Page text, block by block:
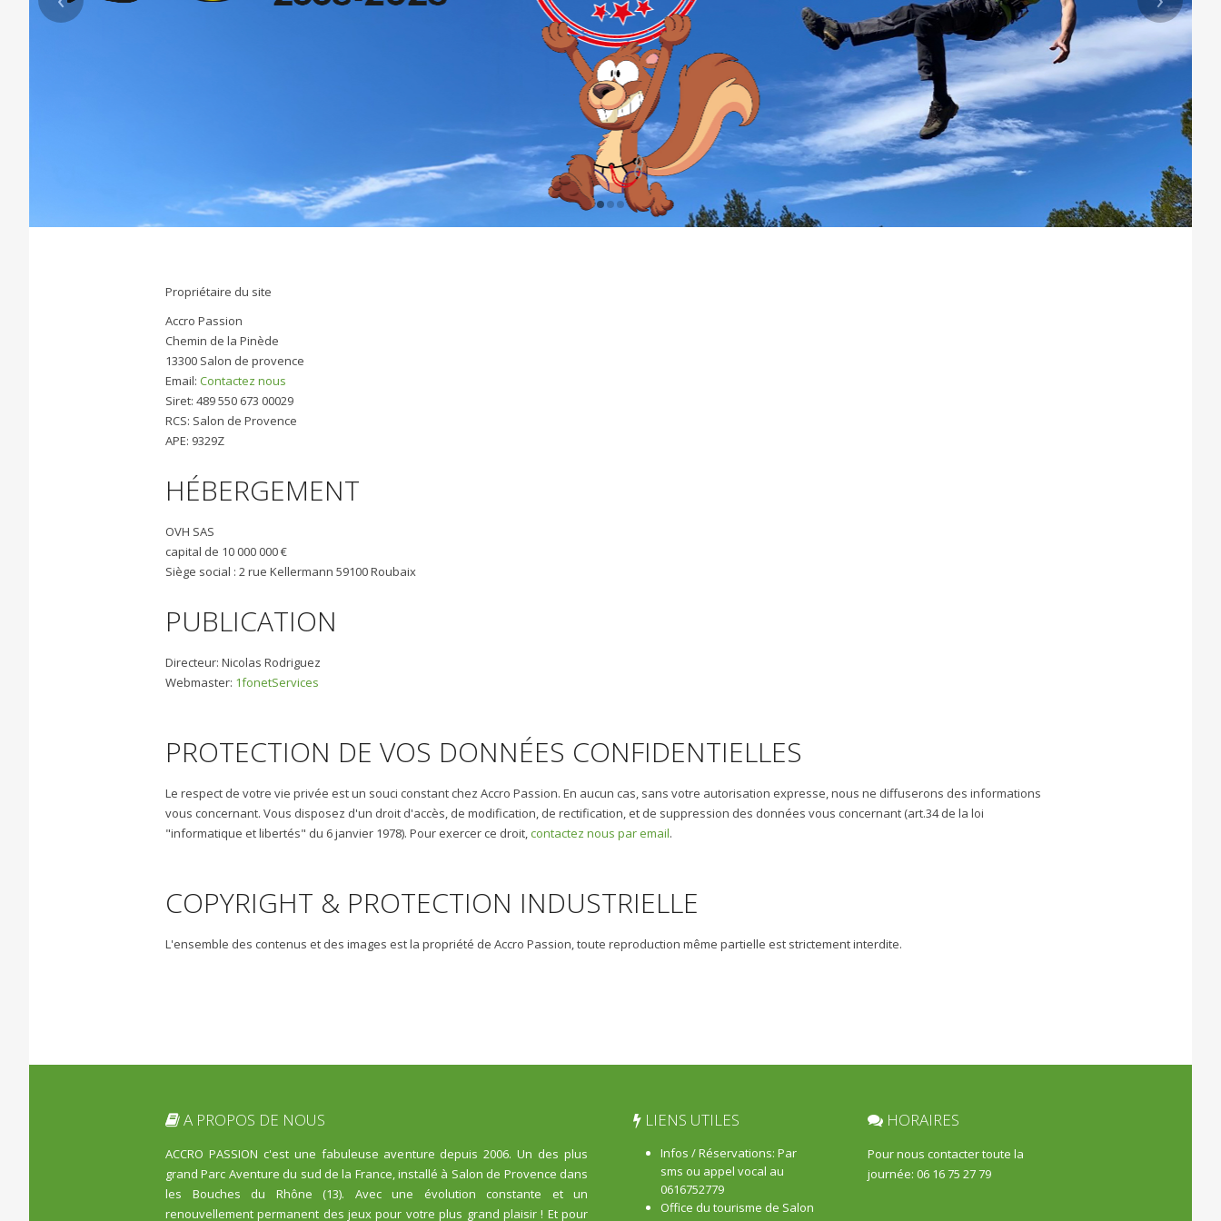
Propriétaire du site
Accro Passion
Chemin de la Pinède
13300 Salon de provence
Email: Contactez nous
Siret: 489 550 673 00029
RCS: Salon de Provence
APE: 9329Z
HÉBERGEMENT
OVH SAS
capital de 10 000 000 €
Siège social : 2 rue Kellermann 59100 Roubaix
PUBLICATION
Directeur: Nicolas Rodriguez
Webmaster: 1fonetServices
PROTECTION DE VOS DONNÉES CONFIDENTIELLES
Le respect de votre vie privée est un souci constant chez Accro Passion. En aucun cas, sans votre autorisation expresse, nous ne diffuserons des informations
vous concernant. Vous disposez d'un droit d'accès, de modification, de rectification, et de suppression des données vous concernant (art.34 de la loi
"informatique et libertés" du 6 janvier 1978). Pour exercer ce droit,contactez nous par email.
COPYRIGHT & PROTECTION INDUSTRIELLE
L'ensemble des contenus et des images est la propriété de Accro Passion, toute reproduction même partielle est strictement interdite.
A PROPOS DE NOUS
ACCRO PASSION c'est une fabuleuse aventure depuis 2006. Un des plus
grand Parc Aventure du sud de la France, installé à Salon de Provence dans
les Bouches du Rhône (13). Avec une évolution constante et un
renouvellement permanent des jeux pour votre plus grand plaisir ! Et pour
LIENS UTILES
Infos / Réservations: Par
sms ou appel vocal au
0616752779
Office du tourisme de Salon
HORAIRES
Pour nous contacter toute la
journée: 06 16 75 27 79